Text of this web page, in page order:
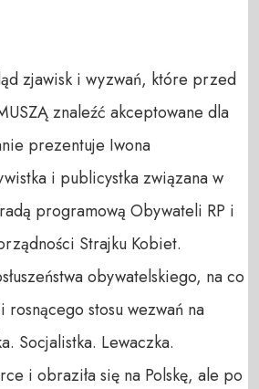
zjawisk i wyzwań, które przed
znaleźć akceptowane dla
prezentuje Iwona
i publicystka związana w
programową Obywateli RP i
Strajku Kobiet.
obywatelskiego, na co
rosnącego stosu wezwań na
Socjalistka. Lewaczka.
i obraziła się na Polskę, ale po